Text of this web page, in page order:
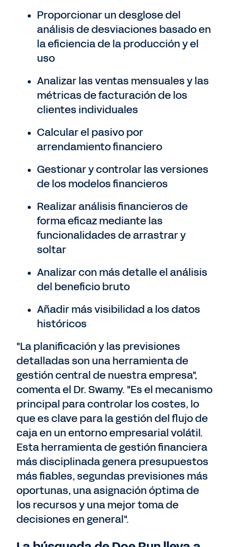
Proporcionar un desglose del
análisis de desviaciones basado en
la eficiencia de la producción y el
uso
Analizar las ventas mensuales y las
métricas de facturación de los
clientes individuales
Calcular el pasivo por
arrendamiento financiero
Gestionar y controlar las versiones
de los modelos financieros
Realizar análisis financieros de
forma eficaz mediante las
funcionalidades de arrastrar y
soltar
Analizar con más detalle el análisis
del beneficio bruto
Añadir más visibilidad a los datos
históricos
"La planificación y las previsiones
detalladas son una herramienta de
gestión central de nuestra empresa",
comenta el Dr. Swamy. "Es el mecanismo
principal para controlar los costes, lo
que es clave para la gestión del flujo de
caja en un entorno empresarial volátil.
Esta herramienta de gestión financiera
más disciplinada genera presupuestos
más fiables, segundas previsiones más
oportunas, una asignación óptima de
los recursos y una mejor toma de
decisiones en general".